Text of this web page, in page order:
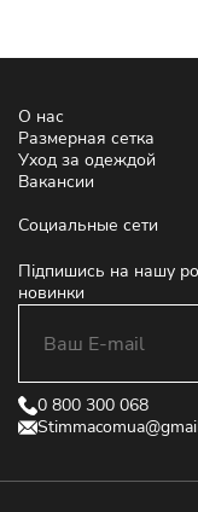
О нас
Размерная сетка
Уход за одеждой
Вакансии
Социальные сети
Підпишись на нашу
новинки
0 800 300 068